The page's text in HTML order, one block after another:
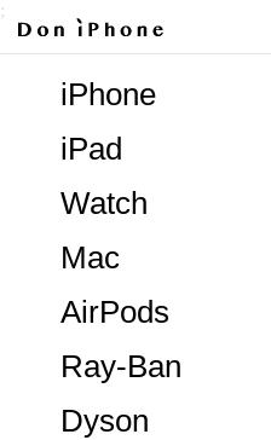
;
Dyson
AirPods
Ray-Ban
Mac
Watch
iPad
iPhone